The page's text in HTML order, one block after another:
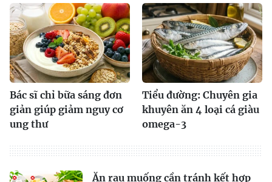
Bác sĩ chỉ bữa sáng đơn
giản giúp giảm nguy cơ
ung thư
Tiểu đường: Chuyên gia
khuyên ăn 4 loại cá giàu
omega-3
Ăn rau muống cần tránh kết hợp